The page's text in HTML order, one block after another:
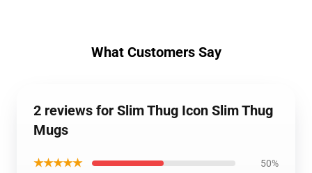
What Customers Say
2 reviews for Slim Thug Icon Slim Thug
Mugs
★★★★★ 50%